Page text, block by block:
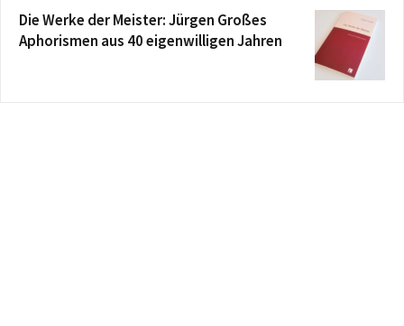
Die Werke der Meister: Jürgen Großes
Aphorismen aus 40 eigenwilligen Jahren